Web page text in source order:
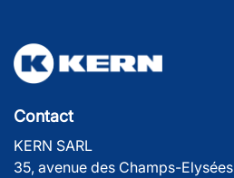
Contact
KERN SARL
35, avenue des Champs-Elysées